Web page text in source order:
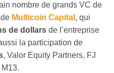
nombre de grands VC de
Multicoin Capital , qui
de dollars de l’entreprise
la participation de
, Valor Equity Partners, FJ